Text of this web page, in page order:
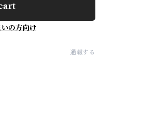
の方向け
通報する